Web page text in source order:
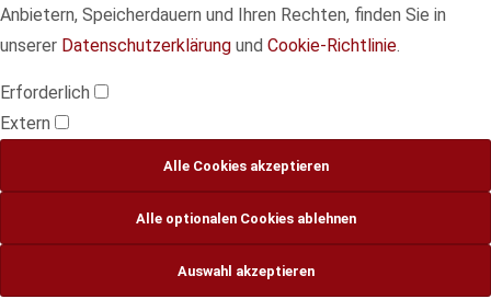
Anbietern, Speicherdauern und Ihren Rechten, finden Sie in
unserer Datenschutzerklärung und Cookie-Richtlinie.
Erforderlich
Extern